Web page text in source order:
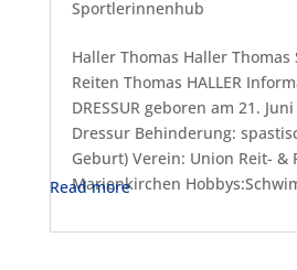
Sportlerinnenhub
Haller Thomas Haller Thomas
Reiten Thomas HALLER
DRESSUR geboren am 21.
Dressur Behinderung:
Geburt) Verein: Union Reit- &
Marienkirchen
Read more